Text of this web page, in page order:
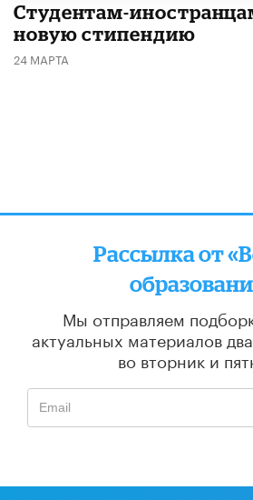
Студентам-
новую стипендию
24 МАРТА
Рассылка от
Мы отправляем
актуальных материалов
во вторник и